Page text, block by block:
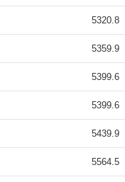
5320.8
5359.9
5399.6
5399.6
5439.9
5564.5